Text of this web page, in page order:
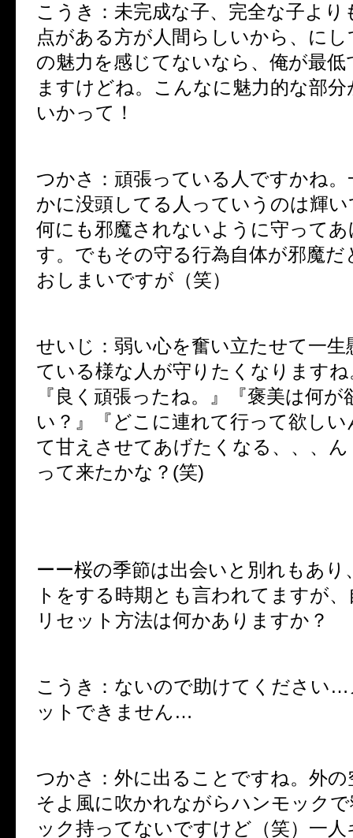
こうき：未完成な子、完全な子より
点がある方が人間らしいから、に
の魅力を感じてないなら、俺が最低
ますけどね。こんなに魅力的な部
いかって！
つかさ：頑張っている人ですかね。
かに没頭してる人っていうのは輝
何にも邪魔されないように守って
す。でもその守る行為自体が邪魔だ
おしまいですが（笑）
せいじ：弱い心を奮い立たせて一生
ている様な人が守りたくなります
『良く頑張ったね。』『褒美は何
い？』『どこに連れて行って欲し
て甘えさせてあげたくなる、、、
って来たかな？ (笑)
ーー桜の季節は出会いと別れもあり
トをする時期とも言われてますが
リセット方法は何かありますか？
こうき：ないので助けてください
ットできません…
つかさ：外に出ることですね。外
そよ風に吹かれながらハンモック
ック持ってないですけど（笑）一